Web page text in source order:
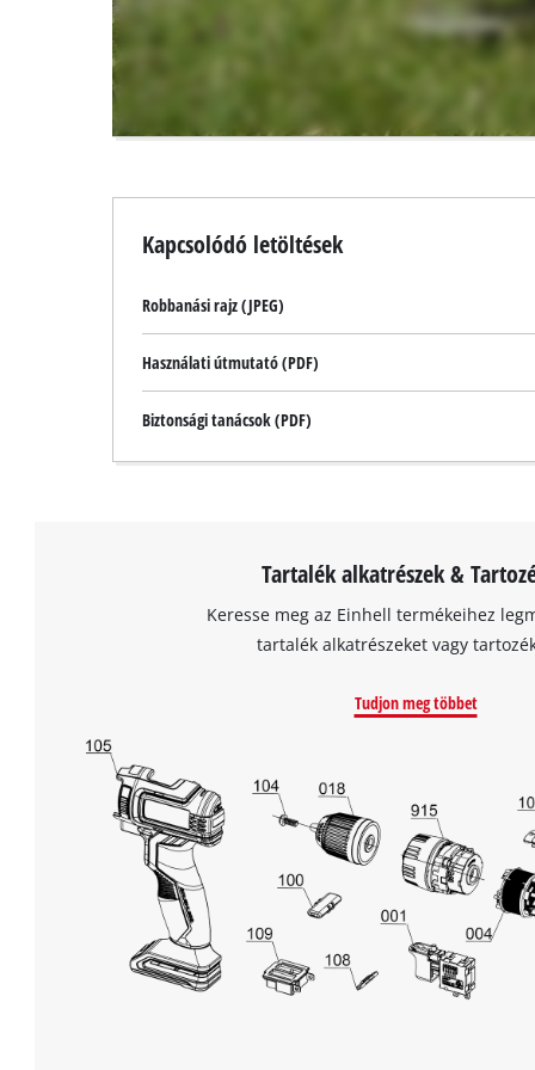
The
website
owner
needs
to
site
their
add
Usercentrics
Kapcsolódó letöltések
Robbanási rajz (JPEG)
Használati útmutató (PDF)
Biztonsági tanácsok (PDF)
Tartalék alkatrészek &
Keresse meg az Einhell termékeihez
tartalék alkatrészeket vagy
Tudjon meg többet